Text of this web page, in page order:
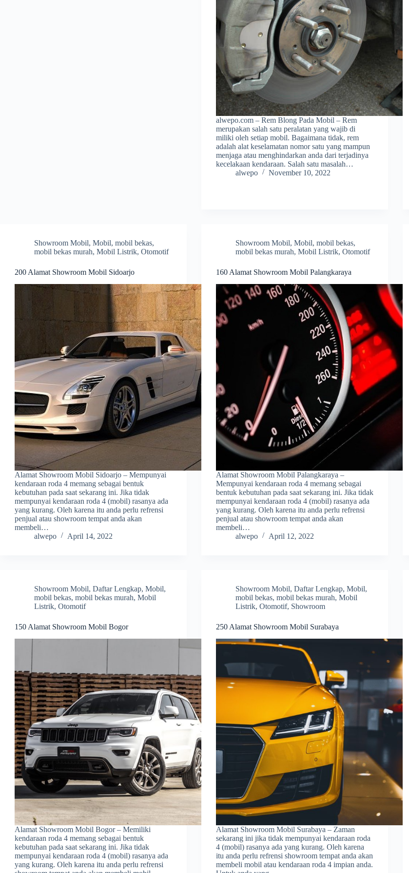
alwepo.com – Rem Blong Pada Mobil – Rem
merupakan salah satu peralatan yang wajib di
miliki oleh setiap mobil. Bagaimana tidak, rem
adalah alat keselamatan nomor satu yang mampun
menjaga atau menghindarkan anda dari terjadinya
kecelakaan kendaraan. Salah satu masalah…
alwepo
November 10, 2022
Showroom Mobil, Mobil, mobil bekas,
mobil bekas murah, Mobil Listrik, Otomotif
200 Alamat Showroom Mobil Sidoarjo
Alamat Showroom Mobil Sidoarjo – Mempunyai
kendaraan roda 4 memang sebagai bentuk
kebutuhan pada saat sekarang ini. Jika tidak
mempunyai kendaraan roda 4 (mobil) rasanya ada
yang kurang. Oleh karena itu anda perlu refrensi
penjual atau showroom tempat anda akan
membeli…
alwepo
April 14, 2022
Showroom Mobil,Mobil,mobil bekas,
mobil bekas murah,Mobil Listrik,Otomotif
160 Alamat Showroom Mobil Palangkaraya
Alamat Showroom Mobil Palangkaraya –
Mempunyai kendaraan roda 4 memang sebagai
bentuk kebutuhan pada saat sekarang ini. Jika tidak
mempunyai kendaraan roda 4 (mobil) rasanya ada
yang kurang. Oleh karena itu anda perlu refrensi
penjual atau showroom tempat anda akan
membeli…
alwepo
April 12, 2022
Showroom Mobil, Daftar Lengkap, Mobil,
mobil bekas, mobil bekas murah, Mobil
Listrik, Otomotif
150 Alamat Showroom Mobil Bogor
Alamat Showroom Mobil Bogor – Memiliki
kendaraan roda 4 memang sebagai bentuk
kebutuhan pada saat sekarang ini. Jika tidak
mempunyai kendaraan roda 4 (mobil) rasanya ada
yang kurang. Oleh karena itu anda perlu refrensi
Showroom Mobil,Daftar Lengkap,Mobil,
mobil bekas,mobil bekas murah,Mobil
Listrik,Otomotif, Showroom
250 Alamat Showroom Mobil Surabaya
Alamat Showroom Mobil Surabaya – Zaman
sekarang ini jika tidak mempunyai kendaraan roda
4 (mobil) rasanya ada yang kurang. Oleh karena
itu anda perlu refrensi showroom tempat anda akan
membeli mobil atau kendaraan roda 4 impian anda.